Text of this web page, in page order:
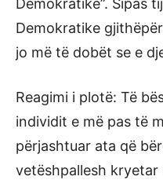
Demokratike”. Sipas
Demokratike
jo më të dobët se e
Reagimi i plotë: Të
individit e më pas të
përjashtuar ata që
vetëshpallesh